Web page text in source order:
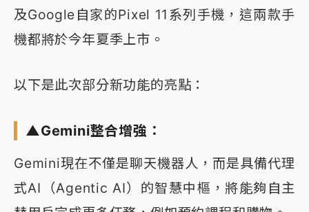
及Google自家的Pixel 11系列手機，這兩款手
機都將於今年夏季上市。
以下是此次部分新功能的亮點：
▲Gemini整合增強：
Gemini現在不僅是聊天機器人，而是具備代理
式AI（Agentic AI）的智慧中樞，將能夠自主